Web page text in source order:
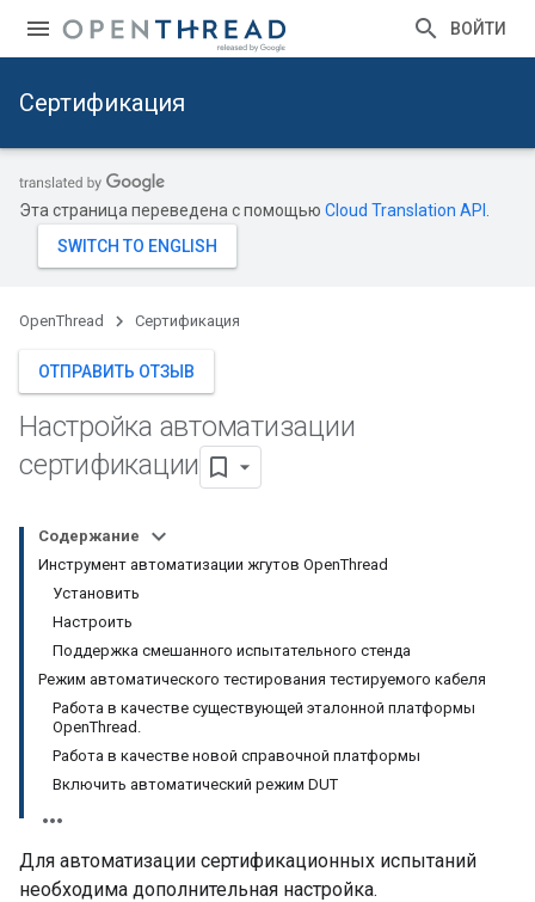
ВОЙТИ
Сертификация
Эта страница переведена с помощью Cloud Translation API
OpenThread Сертификация
ОТПРАВИТЬ ОТЗЫВ
Настройка автоматизации
сертификации
Содержание
Инструмент автоматизации жгутов OpenThread
Установить
Настроить
Поддержка смешанного испытательного стенда
Режим автоматического тестирования тестируемого кабеля
Работа в качестве существующей эталонной платформы
OpenThread.
Работа в качестве новой справочной платформы
Включить автоматический режим DUT
Для автоматизации сертификационных испытаний
необходима дополнительная настройка.